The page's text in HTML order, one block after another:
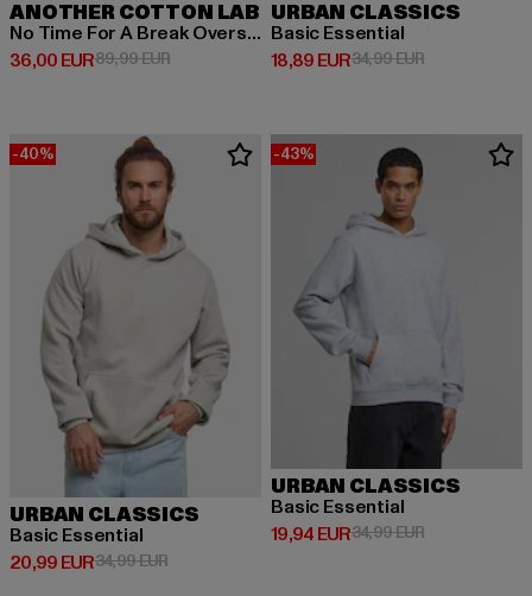
ANOTHER COTTON LAB
No Time For A Break Oversize
36,00 EUR
Derzeitiger Preis: 36,00 EUR
89,99 EURAktionspreis: 89,99 EUR
URBAN CLASSICS
Basic Essential
18,89 EUR
Derzeitiger Preis: 18,89 EUR
34,99 EURAktionspreis:
-40%
URBAN CLASSICS
Basic Essential
20,99 EUR
Derzeitiger Preis: 20,99 EUR
34,99 EURAktionspreis: 34,99 EUR
-43%
URBAN CLASSICS
Basic Essential
19,94 EUR
Derzeitiger Preis: 19,94 EUR
34,99 EURAktionspreis: